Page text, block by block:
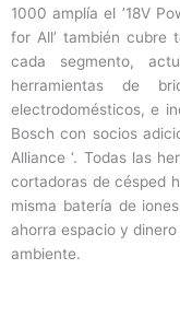
1000 amplía el ’18V
for All’ también cubre
cada segmento,
herramientas de
electrodomésticos, e
Bosch con socios
Alliance ‘. Todas las
cortadoras de césped
misma batería de
ahorra espacio y
ambiente.